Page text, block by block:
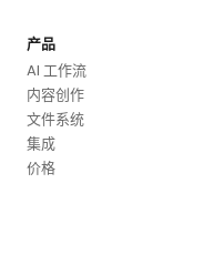
产品
AI 工作流
内容创作
文件系统
集成
价格